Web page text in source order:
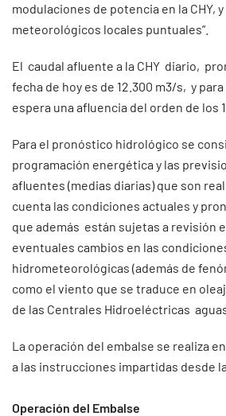
modulaciones de potencia en la CHY,
meteorológicos locales puntuales”.
El caudal afluente a la CHY diario,
fecha de hoy es de 12.300 m3/s, y
espera una afluencia del orden de los
Para el pronóstico hidrológico se
programación energética y las
afluentes (medias diarias) que son
cuenta las condiciones actuales y
que además están sujetas a revisión
eventuales cambios en las
hidrometeorológicas (además de
como el viento que se traduce en
de las Centrales Hidroeléctricas aguas
La operación del embalse se realiza
a las instrucciones impartidas desde
Operación del Embalse